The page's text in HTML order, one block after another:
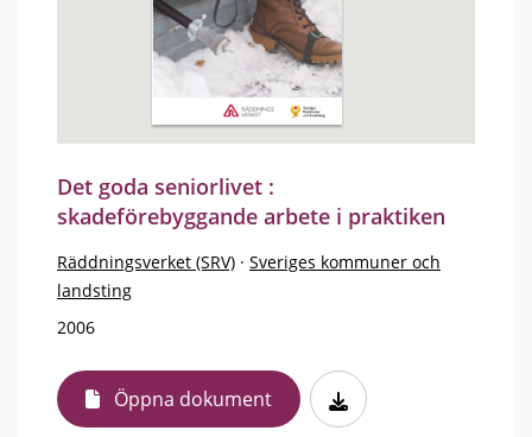
Det goda seniorlivet :
skadeförebyggande arbete i praktiken
Räddningsverket (SRV) · Sveriges kommuner och
landsting
2006
Öppna dokument